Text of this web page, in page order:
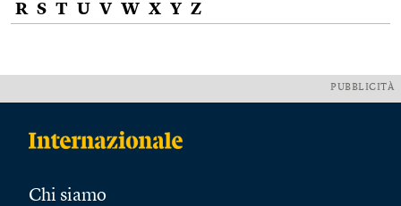
R S T U V W X Y Z
PUBBLICITÀ
Chi siamo